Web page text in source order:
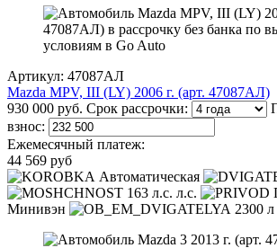
Артикул: 47087АЛ
Mazda MPV, III (LY) 2006 г. (арт. 47087АЛ)
930 000 руб. Срок рассрочки:
взнос:
Ежемесячный платеж:
44 569 руб
Автоматическая
163 л.с. л.с.
Минивэн
2300 л